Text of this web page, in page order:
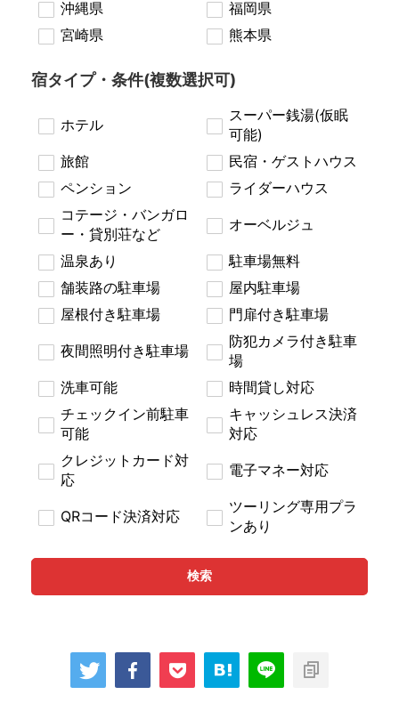
沖縄県
福岡県
宮崎県
熊本県
宿タイプ・条件(複数選択可)
ホテル
スーパー銭湯(仮眠
可能)
旅館
民宿・ゲストハウス
ペンション
ライダーハウス
コテージ・バンガロ
ー・貸別荘など
オーベルジュ
温泉あり
駐車場無料
舗装路の駐車場
屋内駐車場
屋根付き駐車場
門扉付き駐車場
夜間照明付き駐車場
防犯カメラ付き駐車
場
洗車可能
時間貸し対応
チェックイン前駐車
可能
キャッシュレス決済
対応
クレジットカード対
応
電子マネー対応
QRコード決済対応
ツーリング専用プラ
ンあり
検索